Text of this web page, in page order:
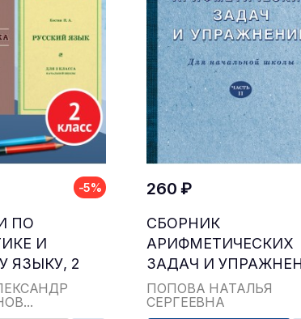
-5%
ПО
И
ЯЗЫКУ, 2
260 ₽
СБОРНИК
АРИФМЕТИЧЕСКИХ
ЗАДАЧ И
ДЛЯ НА...
ПОПОВА НАТАЛЬЯ
СЕРГЕЕВНА